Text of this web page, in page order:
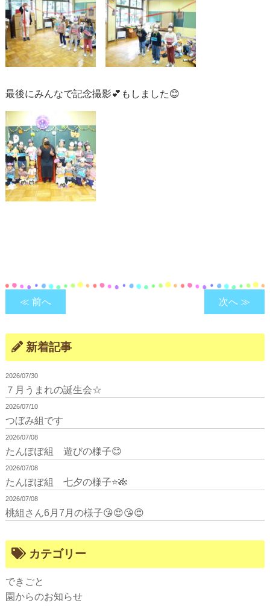
最後にみんなで記念撮影💕もしました😊
≪ 前へ 次へ ≫
新着記事
2026/07/30
７月うまれの誕生会☆
2026/07/10
つぼみ組です
2026/07/08
たんぽぽ組 遊びの様子😊
2026/07/08
たんぽぽ組 七夕の様子⭐🎋
2026/07/08
桃組さん6月7月の様子😘😍😘😍
カテゴリー
できごと
園からのお知らせ